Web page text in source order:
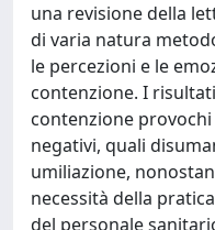
una revisione della
di varia natura
le percezioni e le
contenzione. I
contenzione
negativi, quali
umiliazione,
necessità della
del personale